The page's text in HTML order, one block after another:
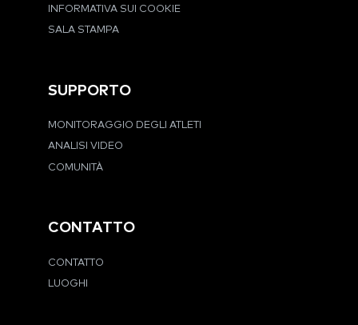
INFORMATIVA SUI COOKIE
SALA STAMPA
SUPPORTO
MONITORAGGIO DEGLI ATLETI
ANALISI VIDEO
COMUNITÀ
CONTATTO
CONTATTO
LUOGHI